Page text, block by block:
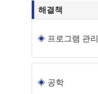
해결책
프로그램 관리
공학